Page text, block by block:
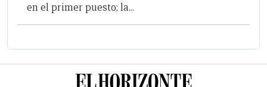
en el primer puesto; la...